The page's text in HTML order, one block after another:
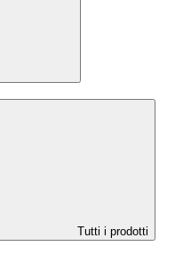
Tutti i prodotti